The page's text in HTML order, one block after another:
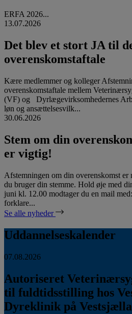
ERFA 2026...
13.07.2026
Det blev et stort JA til
overenskomstaftale
Kære medlemmer og kolleger
overenskomstaftale mellem
(VF) og Dyrlægevirksomhedernes
løn og ansættelsesvilk...
30.06.2026
Stem om din
er vigtig!
Afstemningen om din overenskomst er
du bruger din stemme. Hold øje med
juni kl. 12.00 modtager du en mail
forklare...
Se alle nyheder
Uddannelseskalender
07.08.2026
Autoriseret
til fuldtidsstilling hos
Dyreklinik på